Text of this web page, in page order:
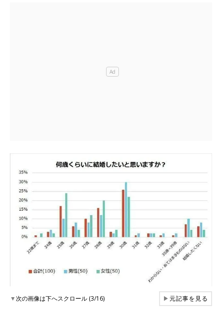
▼次の画像は下へスクロール (3/16) ▶元記事を見る